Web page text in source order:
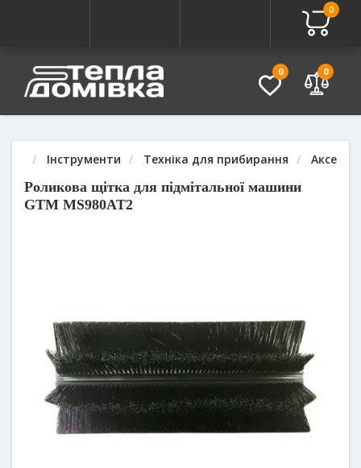
0
0 0
Інструменти Техніка для прибирання
Роликова щітка для підмітальної машини
GTM MS980AT2
Питання - Відповідь